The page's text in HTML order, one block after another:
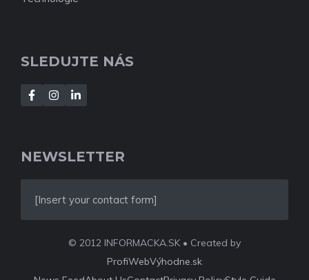
SLEDUJTE NÁS
NEWSLETTER
[Insert your contact form]
© 2012 INFORMACKA.SK • Created by
ProfiWebVýhodne.sk